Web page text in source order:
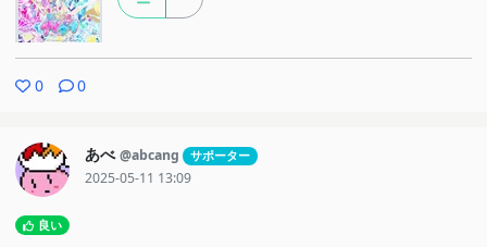
0 0
あべ @abcang サポーター
2025-05-11 13:09
良い